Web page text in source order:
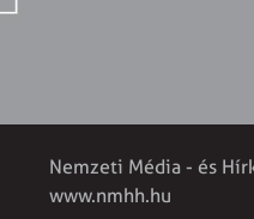
Nemzeti Média - és
www.nmhh.hu